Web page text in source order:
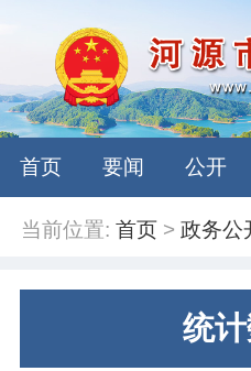
首页 要闻 公开
当前位置: 首页 >政务公
统